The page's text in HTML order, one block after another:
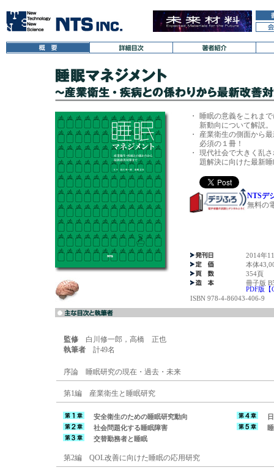
・
睡眠の意義をこれま
新動向について解説。
・
産業衛生の側面から
必須の１冊！
・
現代社会で大きく乱
題解決に向けた最新
NTSデ
無料の
2014年
本体
354頁
冊子版
PDF版【
ISBN 978-4-86043-406-9
監修 白川修一郎，高橋 正也
執筆者 計49名
序論 睡眠研究の現在・過去・未来
第1編 産業衛生と睡眠研究
安全衛生のための睡眠研究動向
社会問題化する睡眠障害
交替勤務者と睡眠
日
睡
第2編 QOL改善に向けた睡眠の応用研究